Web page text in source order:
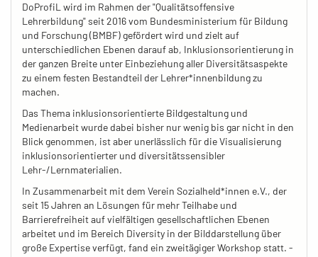
DoProfiL wird im Rahmen der "Qualitätsoffensive
Lehrerbildung" seit 2016 vom Bundesministerium für Bildung
und Forschung (BMBF) gefördert wird und zielt auf
unterschiedlichen Ebenen darauf ab, Inklusionsorientierung in
der ganzen Breite unter Einbeziehung aller Diversitätsaspekte
zu einem festen Bestandteil der Lehrer*innenbildung zu
machen.
Das Thema inklusionsorientierte Bildgestaltung und
Medienarbeit wurde dabei bisher nur wenig bis gar nicht in den
Blick genommen, ist aber unerlässlich für die Visualisierung
inklusionsorientierter und diversitätssensibler
Lehr-/Lernmaterialien.
In Zusammenarbeit mit dem Verein Sozialheld*innen e.V., der
seit 15 Jahren an Lösungen für mehr Teilhabe und
Barrierefreiheit auf vielfältigen gesellschaftlichen Ebenen
arbeitet und im Bereich Diversity in der Bilddarstellung über
große Expertise verfügt, fand ein zweitägiger Workshop statt. -